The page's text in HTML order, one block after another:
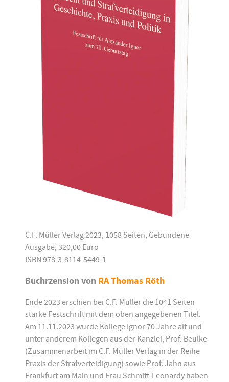
C.F. Müller Verlag 2023, 1058 Seiten, Gebundene
Ausgabe, 320,00 Euro
ISBN 978-3-8114-5449-1
Buchrzension von RA Thomas Röth
Ende 2023 erschien bei C.F. Müller die 1041 Seiten
starke Festschrift mit dem oben angegebenen Titel.
Am 11.11.2023 wurde Kollege Ignor 70 Jahre alt und
unter anderem Kollegen aus der Kanzlei, Prof. Beulke
(Zusammenarbeit im C.F. Müller Verlag in der Reihe
Praxis der Strafverteidigung) sowie Prof. Jahn aus
Frankfurt am Main und Frau Schmitt-Leonardy haben